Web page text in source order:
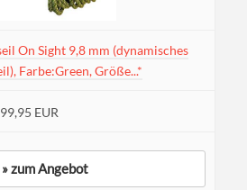
On Sight 9,8 mm (dynamisches
Farbe:Green, Größe...*
99,95 EUR
» zum Angebot